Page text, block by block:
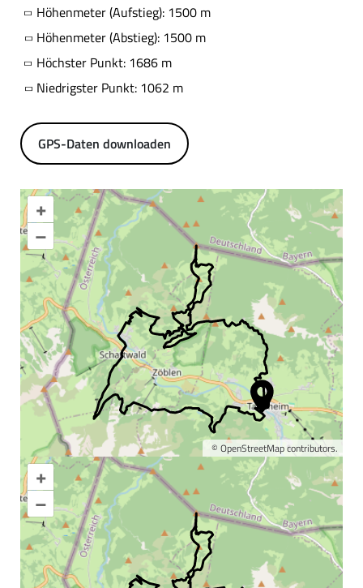
Höhenmeter (Aufstieg): 1500 m
Höhenmeter (Abstieg): 1500 m
Höchster Punkt: 1686 m
Niedrigster Punkt: 1062 m
GPS-Daten downloaden
+
–
© OpenStreetMapcontributors.
+
–
Karte vergrößern
Informationen &
Wissenswertes